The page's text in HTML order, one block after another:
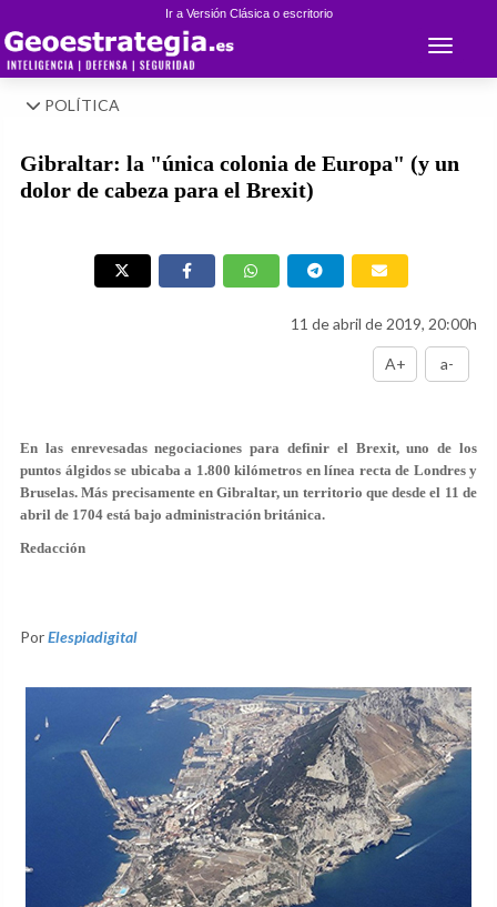
Ir a Versión Clásica o escritorio
Toggle
POLÍTICA
Gibraltar: la "única colonia de Europa" (y un
dolor de cabeza para el Brexit)
11 de abril de 2019, 20:00h
A+ a-
En las enrevesadas negociaciones para definir el Brexit, uno de los
puntos álgidos se ubicaba a 1.800 kilómetros en línea recta de Londres y
Bruselas. Más precisamente en Gibraltar, un territorio que desde el 11 de
abril de 1704 está bajo administración británica.
Redacción
PorElespiadigital